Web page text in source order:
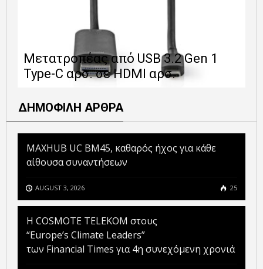
Μετατροπέας από USB 3.2 Gen 1
Type-C αρσ. σε HDMI αρσ.
ΔΗΜΟΦΙΛΗ ΑΡΘΡΑ
MAXHUB UC BM45, καθαρός ήχος για κάθε
αίθουσα συναντήσεων
AUGUST 3, 2026 25
Η COSMOTE TELEKOM στους
“Europe’s Climate Leaders”
των Financial Times για 4η συνεχόμενη χρονιά